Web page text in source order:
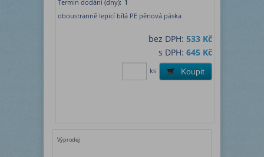
Termín dodání (dny): 1
oboustranně lepicí bílá PE pěnová páska
bez DPH:533 Kč
s DPH:645 Kč
Koupit
ks
Výprodej